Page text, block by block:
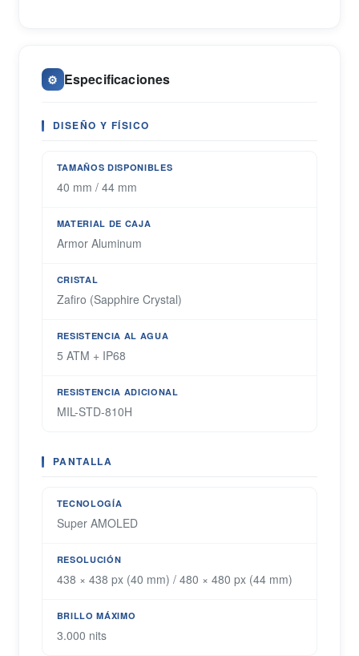
⚙️ Especificaciones
DISEÑO Y FÍSICO
TAMAÑOS DISPONIBLES
40 mm / 44 mm
MATERIAL DE CAJA
Armor Aluminum
CRISTAL
Zafiro (Sapphire Crystal)
RESISTENCIA AL AGUA
5 ATM + IP68
RESISTENCIA ADICIONAL
MIL-STD-810H
PANTALLA
TECNOLOGÍA
Super AMOLED
RESOLUCIÓN
438 × 438 px (40 mm) / 480 × 480 px (44 mm)
BRILLO MÁXIMO
3.000 nits